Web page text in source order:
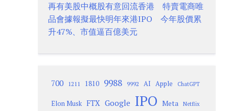
再有美股中概股有意回流香港 特賣電商唯
品會據報擬最快明年來港IPO 今年股價累
升47%、市值逼百億美元
700 1211 1810 9988 9992 AI Apple ChatGPT
Elon Musk FTX Google IPO Meta Netflix